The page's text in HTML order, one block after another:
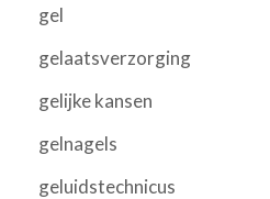
gel
gelaatsverzorging
gelijke kansen
gelnagels
geluidstechnicus